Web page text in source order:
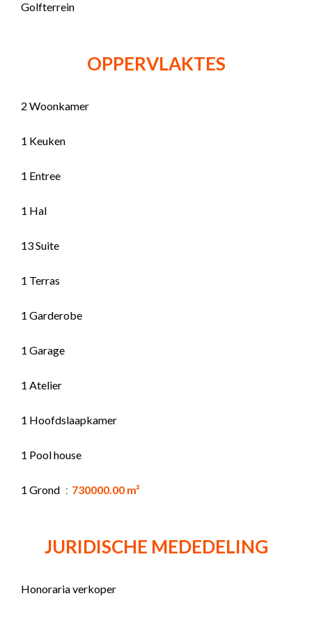
Golfterrein
OPPERVLAKTES
2 Woonkamer
1 Keuken
1 Entree
1 Hal
13 Suite
1 Terras
1 Garderobe
1 Garage
1 Atelier
1 Hoofdslaapkamer
1 Pool house
1 Grond 730000.00 m²
JURIDISCHE MEDEDELING
Honoraria verkoper